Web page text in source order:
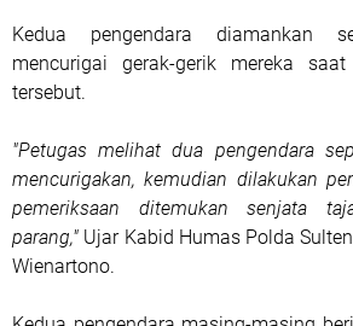
Kedua pengendara diamankan
mencurigai gerak-gerik mereka
tersebut.
"Petugas melihat dua pengendara
mencurigakan, kemudian dilakukan
pemeriksaan ditemukan senjata
parang," Ujar Kabid Humas Polda
Wienartono.